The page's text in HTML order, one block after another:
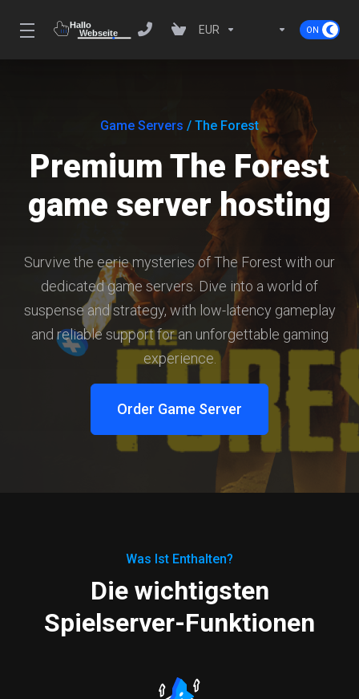
EUR
Game Servers / The Forest
Premium The Forest
game server hosting
Survive the eerie mysteries of The Forest with our
dedicated game servers. Dive into a world of
suspense and strategy, with low-latency gameplay
and reliable support for an unforgettable gaming
experience.
Order Game Server
Was Ist Enthalten?
Die wichtigsten
Spielserver-Funktionen